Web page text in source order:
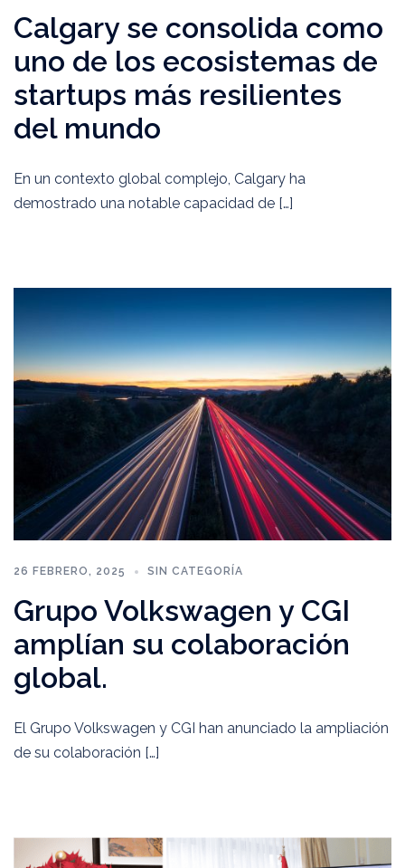
Calgary se consolida como
uno de los ecosistemas de
startups más resilientes
del mundo
En un contexto global complejo, Calgary ha
demostrado una notable capacidad de […]
26 FEBRERO, 2025 SIN CATEGORÍA
Grupo Volkswagen y CGI
amplían su colaboración
global.
El Grupo Volkswagen y CGI han anunciado la ampliación
de su colaboración […]